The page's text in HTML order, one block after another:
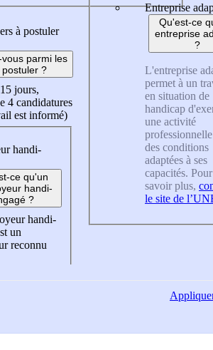
à postuler
parmi les
?
jours,
4 candidatures
est informé)
handi-
ce qu'un
handi-
?
handi-
un
reconnu
Entreprise
Qu'est-ce
entreprise
?
L'entreprise
permet à un
en situation de
handicap
une activité
des conditions
adaptées à ses
capacités.
savoir plus,
le site de